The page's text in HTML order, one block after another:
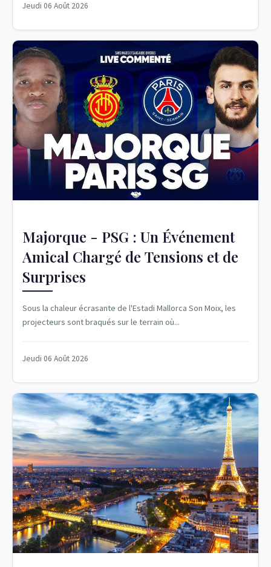
Jeudi 06 Août 2026
Majorque - PSG : Un Événement
Amical Chargé de Tensions et de
Surprises
Sous la chaleur écrasante de l'Estadi Mallorca Son Moix, les
projecteurs sont braqués sur le terrain où...
Jeudi 06 Août 2026